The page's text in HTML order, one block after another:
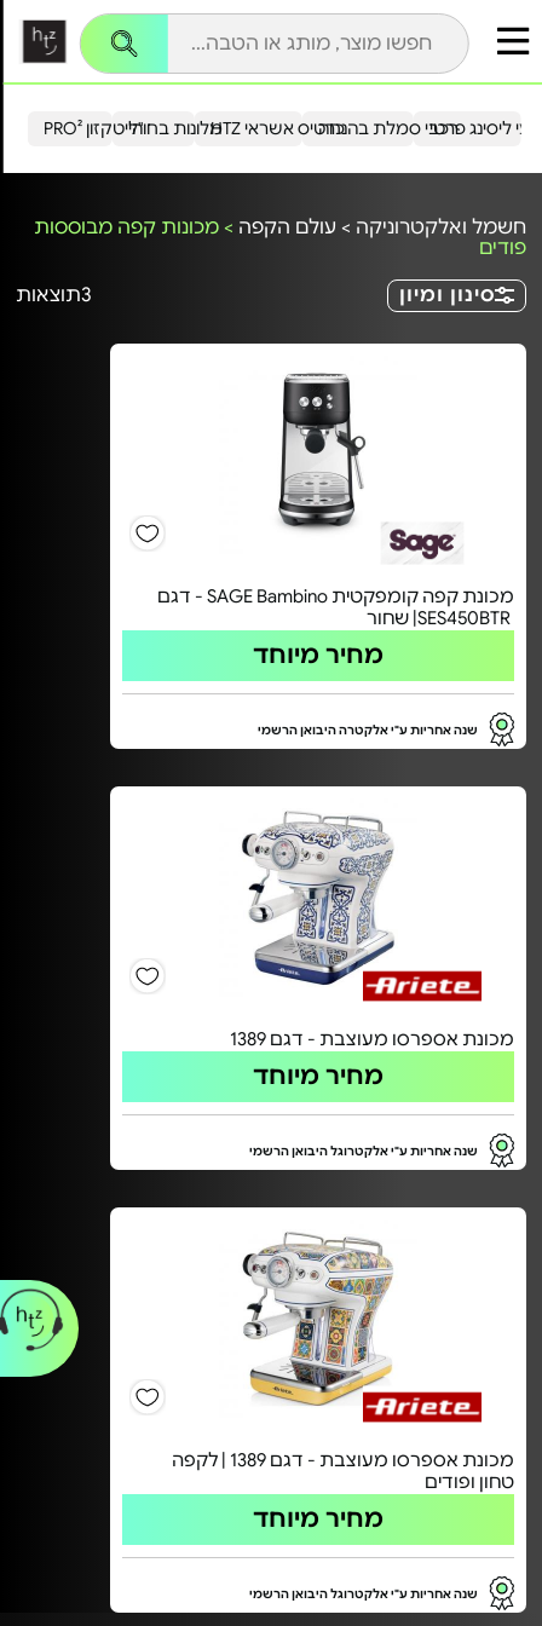
הייטקזון PRO²מלונות בחו"ל כרטיס אשראי HTZ ליסינג פרטירכבי סמלת בהנחה
חשמל ואלקטרוניקה > עולם הקפה > מכונות קפה מבוססות
פודים
סינון ומיון
3תוצאות
מכונת קפה קומפקטית SAGE Bambino - דגם
SES450BTR| שחור
מחיר מיוחד
שנה אחריות ע"י אלקטרה היבואן הרשמי
מכונת אספרסו מעוצבת - דגם 1389
מחיר מיוחד
שנה אחריות ע"י אלקטרוגל היבואן הרשמי
מכונת אספרסו מעוצבת - דגם 1389 | לקפה
טחון ופודים
מחיר מיוחד
שנה אחריות ע"י אלקטרוגל היבואן הרשמי